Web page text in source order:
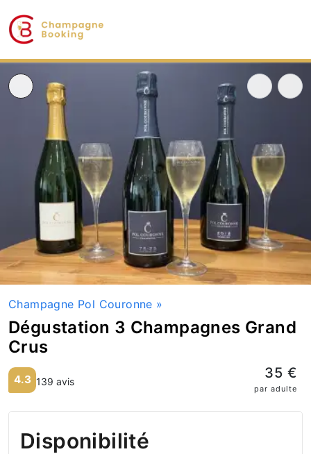
Champagne Pol Couronne »
Dégustation 3 Champagnes Grand
Crus
4.3 139 avis 35 €
par adulte
Disponibilité